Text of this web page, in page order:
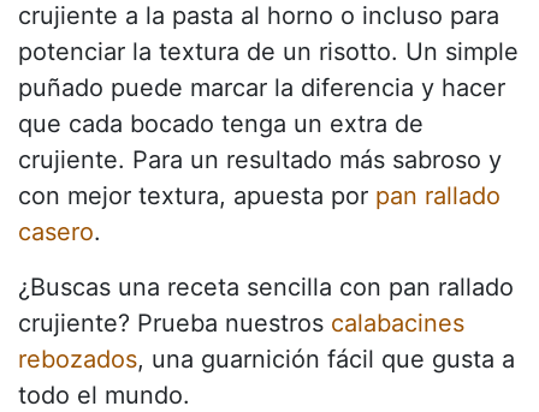
crujiente a la pasta al horno o incluso para
potenciar la textura de un risotto. Un simple
puñado puede marcar la diferencia y hacer
que cada bocado tenga un extra de
crujiente. Para un resultado más sabroso y
con mejor textura, apuesta por pan rallado
casero.
¿Buscas una receta sencilla con pan rallado
crujiente? Prueba nuestros calabacines
rebozados, una guarnición fácil que gusta a
todo el mundo.